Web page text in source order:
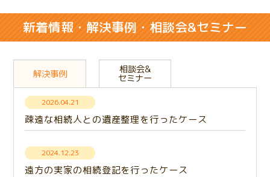
新着情報・解決事例・相談会&セミナー
解決事例
2026.04.21
疎遠な相続人との遺産整理を行ったケース
2024.12.23
遠方の実家の相続登記を行ったケース
相談会&
セミナー